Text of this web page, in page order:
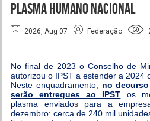
Plasma Humano Nacional
2026, Aug 07 Federação
No final de 2023 o Conselho de
autorizou o IPST a estender a 2024
Neste enquadramento, no
serão entregues ao IPST os
plasma enviadospara a
dezembro: cerca de 240 mil